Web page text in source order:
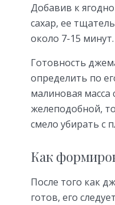
Добавив к
сахар, ее
около 7-15 минут.
Готовность
определить по
малиновая масса
желеподобной,
смело убирать с
Как
После того как
готов, его